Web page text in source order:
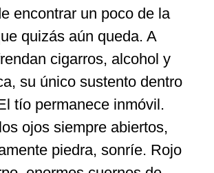
encontrar un poco de la
quizás aún queda. A
cigarros, alcohol y
su único sustento dentro
tío permanece inmóvil.
ojos siempre abiertos,
piedra, sonríe. Rojo